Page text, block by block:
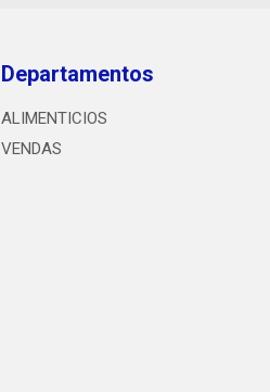
Departamentos
ALIMENTICIOS
VENDAS